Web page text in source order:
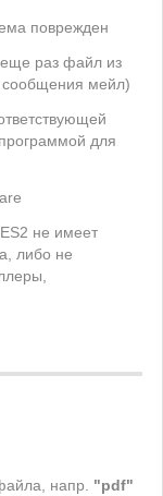
поврежден
еще раз файл из
сообщения мейл)
для
не имеет
либо не
напр. "pdf"